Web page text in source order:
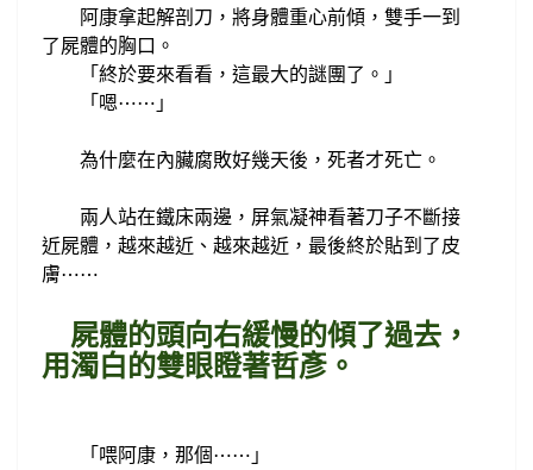
阿康拿起解剖刀，將身體重心前傾，雙手一到
了屍體的胸口。
「終於要來看看， 這最大的謎團了。 」
「嗯⋯⋯ 」
為什麼在內臟腐敗好幾天後，死者才死亡。
兩人站在鐵床兩邊， 屏氣凝神看著刀子不斷接
近屍體，越來越近、越來越近，最後終於貼到了皮
膚⋯⋯
屍體的頭向右緩慢的傾了過去，
用濁白的雙眼瞪著哲彥 。
「喂阿康，那個⋯⋯ 」